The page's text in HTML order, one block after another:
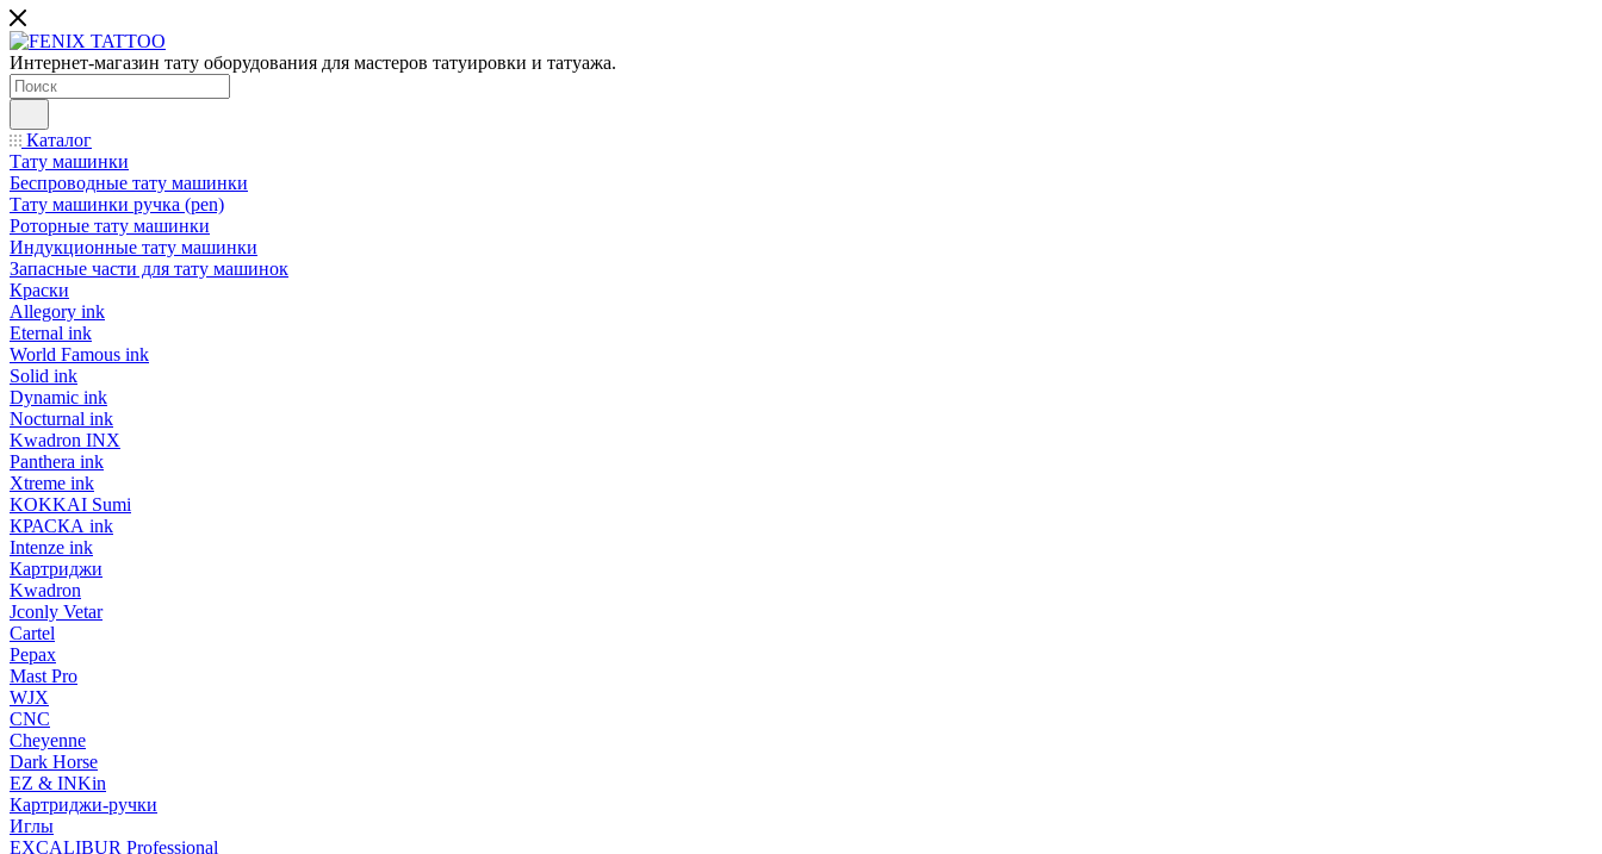
Интернет-магазин тату оборудования для мастеров татуировки и татуажа.
Каталог
Тату машинки
Беспроводные тату машинки
Тату машинки ручка (pen)
Роторные тату машинки
Индукционные тату машинки
Запасные части для тату машинок
Краски
Allegory ink
Eternal ink
World Famous ink
Solid ink
Dynamic ink
Nocturnal ink
Kwadron INX
Panthera ink
Xtreme ink
KOKKAI Sumi
КРАСКА ink
Intenze ink
Картриджи
Kwadron
Jconly Vetar
Cartel
Pepax
Mast Pro
WJX
CNC
Cheyenne
Dark Horse
EZ & INKin
Картриджи-ручки
Иглы
EXCALIBUR Professional